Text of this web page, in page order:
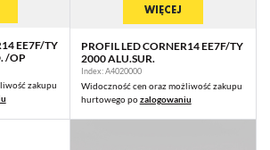
EE7F/TY
/OP
zakupu
WIĘCEJ
PROFIL LED CORNER14 EE7F/TY
2000 ALU.SUR.
Index: A4020000
Widoczność cen oraz możliwość zakupu
hurtowego pozalogowaniu